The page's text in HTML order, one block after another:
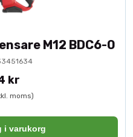
M12 BDC6-0
kr
moms)
i varukorg